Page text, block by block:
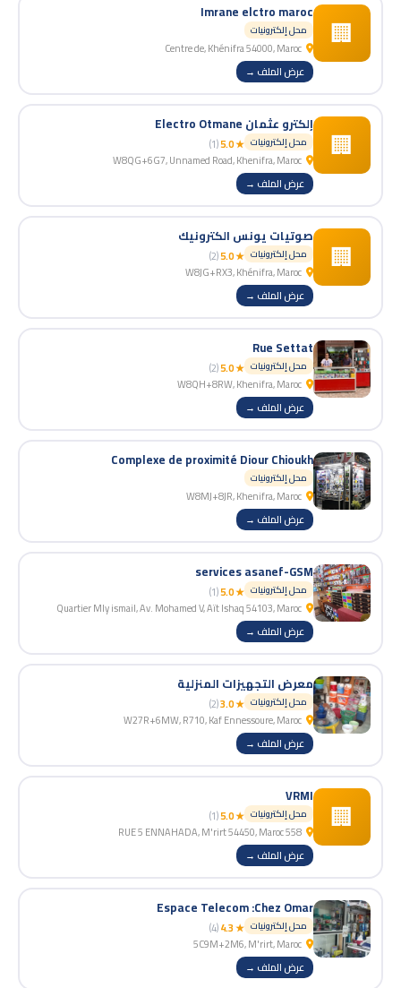
🏢
Imrane elctro maroc
محل إلكترونيات
عرض الملف →
🏢 إلكترو عثمان Electro Otmane
محل إلكترونيات ★ 5.0
(1)
عرض الملف →
🏢 صوتيات يونس الكترونيك
محل إلكترونيات ★ 5.0
(2)
عرض الملف →
Rue Settat
محل إلكترونيات ★ 5.0
(2)
عرض الملف →
Complexe de proximité Diour Chioukh
محل إلكترونيات
عرض الملف →
services asanef-GSM
محل إلكترونيات ★ 5.0
(1)
عرض الملف →
معرض التجهيزات المنزلية
محل إلكترونيات ★ 3.0
(2)
عرض الملف →
🏢
VRMI
محل إلكترونيات ★ 5.0
(1)
عرض الملف →
Espace Telecom :Chez Omar
محل إلكترونيات ★ 4.3
(4)
عرض الملف →